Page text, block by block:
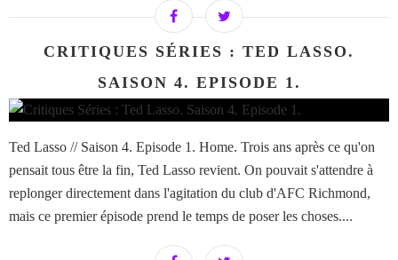
CRITIQUES SÉRIES : TED LASSO.
SAISON 4. EPISODE 1.
Ted Lasso // Saison 4. Episode 1. Home. Trois ans après ce qu'on
pensait tous être la fin, Ted Lasso revient. On pouvait s'attendre à
replonger directement dans l'agitation du club d'AFC Richmond,
mais ce premier épisode prend le temps de poser les choses....